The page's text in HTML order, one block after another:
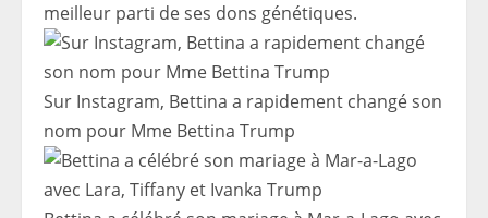
meilleur parti de ses dons génétiques.
Sur Instagram, Bettina a rapidement changé son
nom pour Mme Bettina Trump